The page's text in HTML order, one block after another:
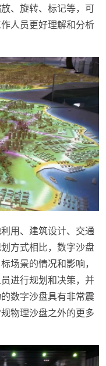
、旋转、标记等，可
人员更好理解和分析
用、建筑设计、交通
方式相比，数字沙盘
场景的情况和影响，
进行规划和决策，并
数字沙盘具有非常震
物理沙盘之外的更多